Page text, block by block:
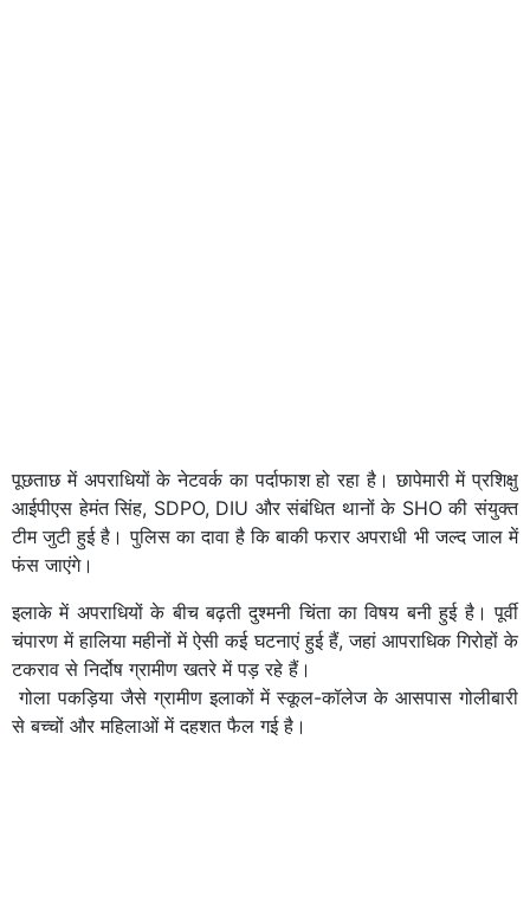
पूछताछ में अपराधियों के नेटवर्क का पर्दाफाश हो रहा है। छापेमारी में प्रशिक्षु
आईपीएस हेमंत सिंह, SDPO, DIU और संबंधित थानों के SHO की संयुक्त
टीम जुटी हुई है। पुलिस का दावा है कि बाकी फरार अपराधी भी जल्द जाल में
फंस जाएंगे।
इलाके में अपराधियों के बीच बढ़ती दुश्मनी चिंता का विषय बनी हुई है। पूर्वी
चंपारण में हालिया महीनों में ऐसी कई घटनाएं हुई हैं, जहां आपराधिक गिरोहों के
टकराव से निर्दोष ग्रामीण खतरे में पड़ रहे हैं।
गोला पकड़िया जैसे ग्रामीण इलाकों में स्कूल-कॉलेज के आसपास गोलीबारी
से बच्चों और महिलाओं में दहशत फैल गई है।